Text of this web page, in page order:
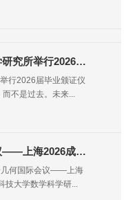
今天，走向未来——数学科学研究所举行2026届毕业颁证仪式
行2026届毕业颁证仪
不是过去。未来...
代数几何与微分几何国际会议——上海2026成功举办
何国际会议——上海
大学数学科学研...